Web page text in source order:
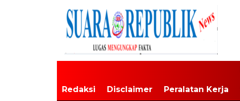
Redaksi Disclaimer Peralatan Kerja